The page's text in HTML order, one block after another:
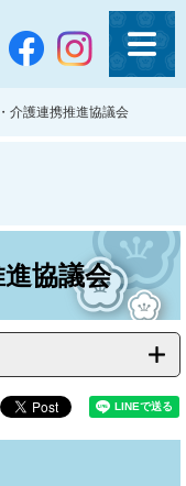
介護連携推進協議会
協議会